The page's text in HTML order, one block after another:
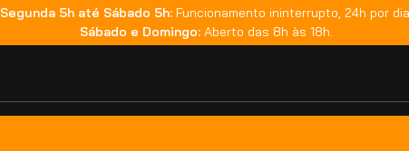
Segunda 5h até Sábado 5h: Funcionamento ininterrupto, 24h por
Sábado e Domingo: Aberto das 8h às 18h.